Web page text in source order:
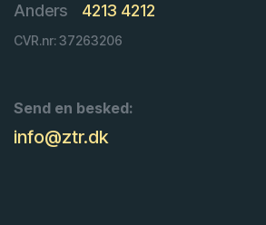
Anders
4213 4212
CVR.nr: 37263206
Send en besked:
info@ztr.dk